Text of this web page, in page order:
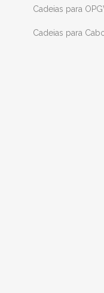
Cadeias para
Cadeias para